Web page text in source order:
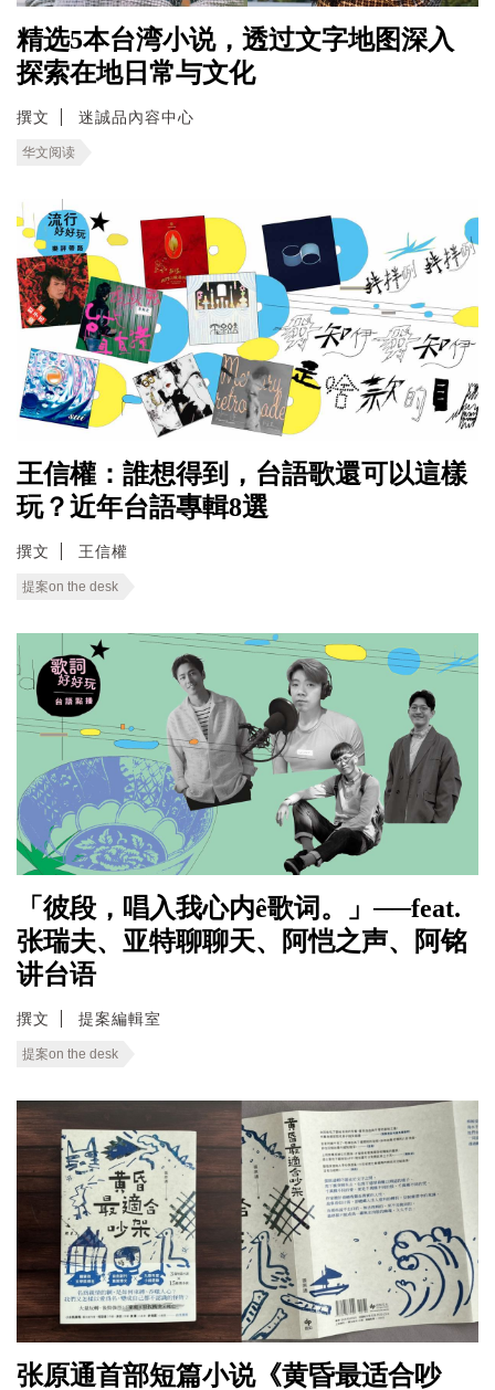
精选5本台湾小说，透过文字地图深入
探索在地日常与文化
撰文 迷誠品內容中心
华文阅读
王信權：誰想得到，台語歌還可以這樣
玩？近年台語專輯8選
撰文 王信權
提案on the desk
「彼段，唱入我心内ê歌词。」──feat.
张瑞夫、亚特聊聊天、阿恺之声、阿铭
讲台语
撰文 提案編輯室
提案on the desk
张原通首部短篇小说《黄昏最适合吵